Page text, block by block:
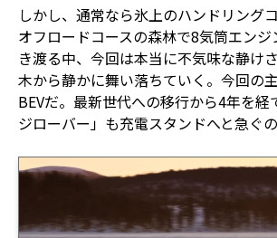
しかし、通常なら氷上のハンドリング
オフロードコースの森林で8気筒エン
き渡る中、今回は本当に不気味な静け
木から静かに舞い落ちていく。今回の
BEVだ。最新世代への移行から4年を経
ジローバー」も充電スタンドへと急ぐの